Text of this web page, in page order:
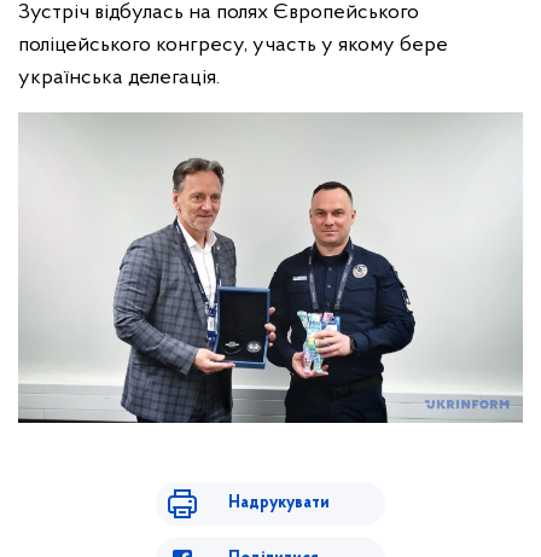
Зустріч відбулась на полях Європейського
поліцейського конгресу, участь у якому бере
українська делегація.
Надрукувати